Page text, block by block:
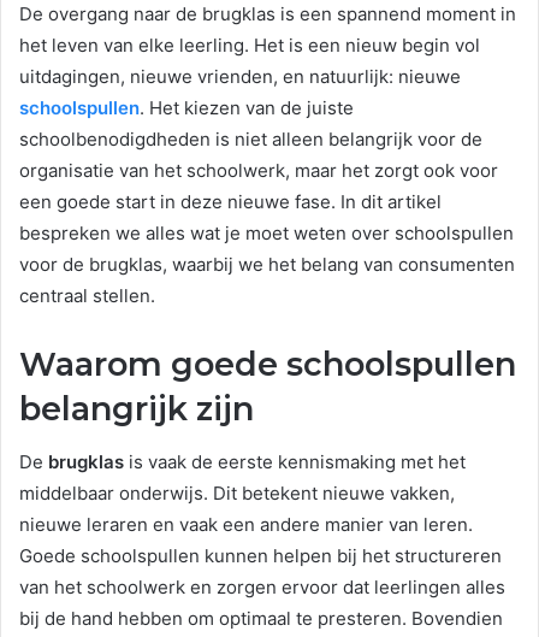
De overgang naar de brugklas is een spannend moment in
het leven van elke leerling. Het is een nieuw begin vol
uitdagingen, nieuwe vrienden, en natuurlijk: nieuwe
schoolspullen. Het kiezen van de juiste
schoolbenodigdheden is niet alleen belangrijk voor de
organisatie van het schoolwerk, maar het zorgt ook voor
een goede start in deze nieuwe fase. In dit artikel
bespreken we alles wat je moet weten over schoolspullen
voor de brugklas, waarbij we het belang van consumenten
centraal stellen.
Waarom goede schoolspullen
belangrijk zijn
De brugklas is vaak de eerste kennismaking met het
middelbaar onderwijs. Dit betekent nieuwe vakken,
nieuwe leraren en vaak een andere manier van leren.
Goede schoolspullen kunnen helpen bij het structureren
van het schoolwerk en zorgen ervoor dat leerlingen alles
bij de hand hebben om optimaal te presteren. Bovendien